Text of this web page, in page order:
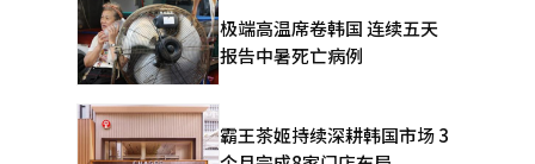
极端高温席卷韩国 连续五天
报告中暑死亡病例
霸王茶姬持续深耕韩国市场 3